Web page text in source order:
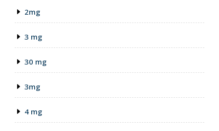
2mg
3 mg
30 mg
3mg
4 mg